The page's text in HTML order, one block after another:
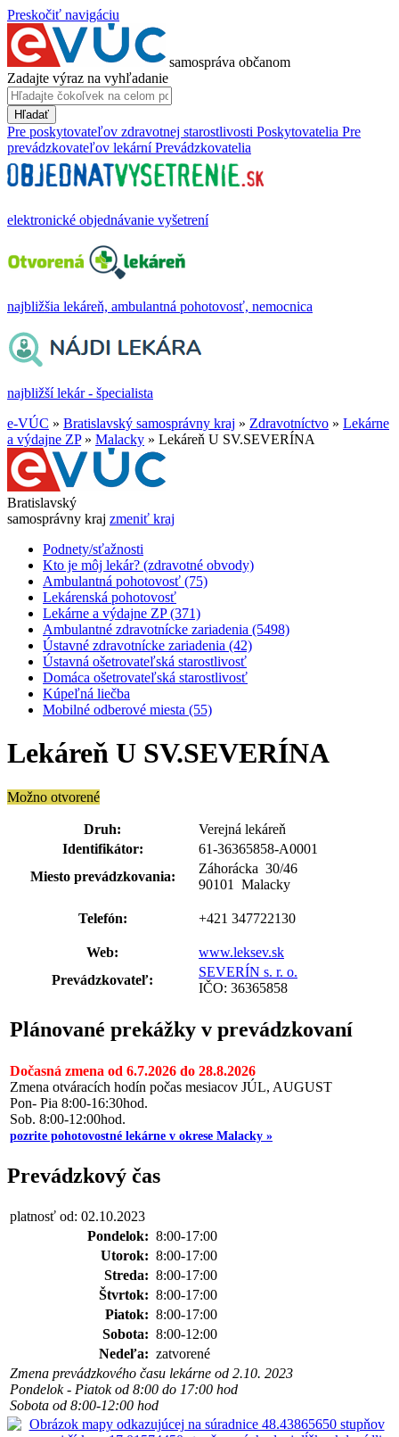
Preskočiť navigáciu
samospráva občanom
Zadajte výraz na vyhľadanie
Hľadať
Pre poskytovateľov zdravotnej starostlivosti Poskytovatelia Pre
prevádzkovateľov lekární Prevádzkovatelia
elektronické objednávanie vyšetrení
najbližšia lekáreň, ambulantná pohotovosť, nemocnica
najbližší lekár - špecialista
e-VÚC » Bratislavský samosprávny kraj » Zdravotníctvo » Lekárne
a výdajne ZP» Malacky » Lekáreň U SV.SEVERÍNA
Bratislavský
samosprávny kraj zmeniť kraj
Podnety/sťažnosti
Kto je môj lekár? (zdravotné obvody)
Ambulantná pohotovosť (75)
Lekárenská pohotovosť
Lekárne a výdajne ZP (371)
Ambulantné zdravotnícke zariadenia (5498)
Ústavné zdravotnícke zariadenia (42)
Ústavná ošetrovateľská starostlivosť
Domáca ošetrovateľská starostlivosť
Kúpeľná liečba
Mobilné odberové miesta (55)
Lekáreň U SV.SEVERÍNA
Možno otvorené
Druh:
Verejná lekáreň
Identifikátor:
61-36365858-A0001
Miesto prevádzkovania:
Záhorácka 30/46
90101 Malacky
Telefón: +421 347722130
Web:
www.leksev.sk
Prevádzkovateľ:
SEVERÍN s. r. o.
IČO: 36365858
Plánované prekážky v prevádzkovaní
Dočasná zmena od 6.7.2026 do 28.8.2026
Zmena otváracích hodín počas mesiacov JÚL, AUGUST
Pon- Pia 8:00-16:30hod.
Sob. 8:00-12:00hod.
pozrite pohotovostné lekárne v okrese Malacky »
Prevádzkový čas
platnosť od: 02.10.2023
Pondelok: 8:00-17:00
Utorok: 8:00-17:00
Streda: 8:00-17:00
Štvrtok: 8:00-17:00
Piatok: 8:00-17:00
Sobota: 8:00-12:00
Nedeľa: zatvorené
Zmena prevádzkového času lekárne od 2.10. 2023
Pondelok - Piatok od 8:00 do 17:00 hod
Sobota od 8:00-12:00 hod